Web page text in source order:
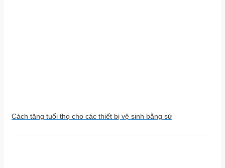
Cách tăng tuổi thọ cho các thiết bị vệ sinh bằng sứ